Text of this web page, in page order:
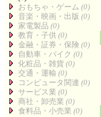
おもちゃ・ゲーム (0)
音楽・映画・出版 (0)
家電製品 (0)
教育・子供 (0)
金融・証券・保険 (0)
自動車・バイク (0)
化粧品・雑貨 (0)
交通・運輸 (0)
コンピュータ関連 (0)
サービス業 (0)
商社・卸売業 (0)
食料品・小売業 (0)